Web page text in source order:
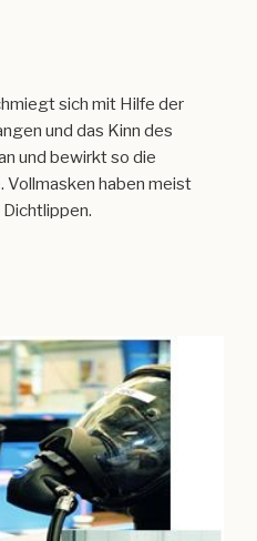
sich mit Hilfe der
und das Kinn des
und bewirkt so die
Vollmasken haben meist